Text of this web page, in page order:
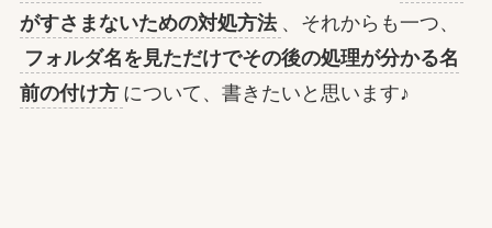
がすさまないための対処方法 、それからも一つ、
フォルダ名を見ただけでその後の処理が分かる名
前の付け方 について、書きたいと思います♪